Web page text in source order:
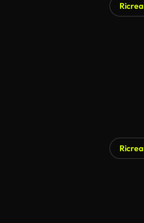
Ricrea
Ricrea